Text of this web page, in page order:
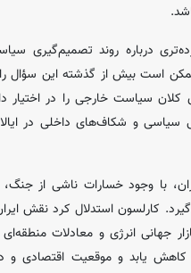
درباره روند تصمیم‌گیری
است بیش از گذشته این سؤال
سیاست خارجی را در اختیار
سیاسی و شکاف‌های داخلی در
با وجود خسارات ناشی از
کارلسون استدلال کرد نقش
جهانی انرژی و معادلات منطقه‌ای
یابد و موقعیت اقتصادی و